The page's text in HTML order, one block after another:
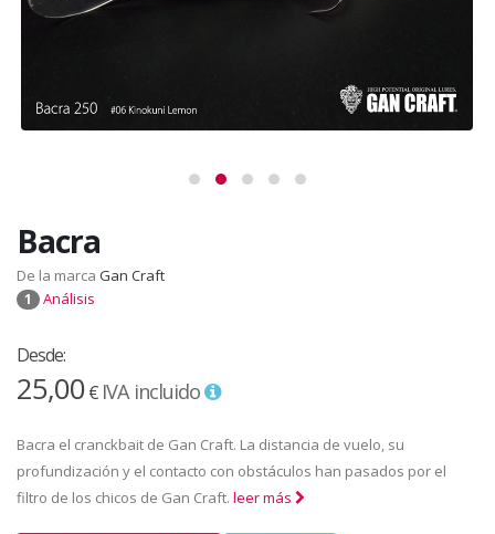
Bacra
De la marca Gan Craft
1 Análisis
Desde:
25,00€ IVA incluido
Bacra el cranckbait de Gan Craft. La distancia de vuelo, su
profundización y el contacto con obstáculos han pasados por el
filtro de los chicos de Gan Craft. leer más